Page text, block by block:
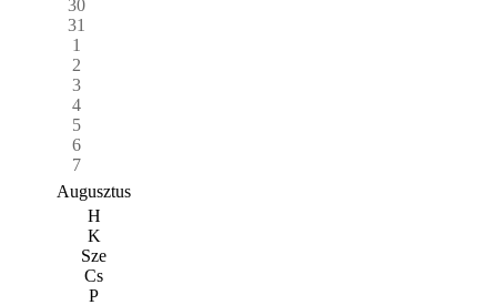
30
31
1
2
3
4
5
6
7
Augusztus
H
K
Sze
Cs
P